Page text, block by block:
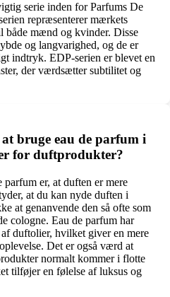
serie inden for Parfums De
repræsenterer mærkets
både mænd og kvinder. Disse
og langvarighed, og de er
indtryk. EDP-serien er blevet en
der værdsætter subtilitet og
bruge eau de parfum i
for duftprodukter?
er, at duften er mere
at du kan nyde duften i
at genanvende den så ofte som
cologne. Eau de parfum har
duftolier, hvilket giver en mere
Det er også værd at
normalt kommer i flotte
tilføjer en følelse af luksus og